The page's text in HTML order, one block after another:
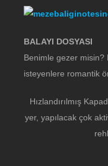
BALAYI DOSYASI
Benimle gezer misin?
isteyenlere romantik
Hızlandırılmış
yer, yapılacak çok